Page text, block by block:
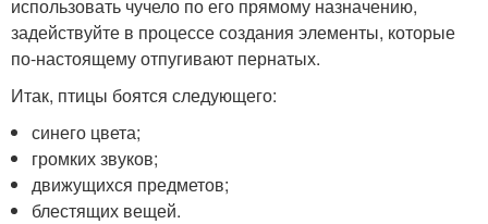
использовать чучело по его прямому назначению,
задействуйте в процессе создания элементы, которые
по-настоящему отпугивают пернатых.
Итак, птицы боятся следующего:
синего цвета;
громких звуков;
движущихся предметов;
блестящих вещей.